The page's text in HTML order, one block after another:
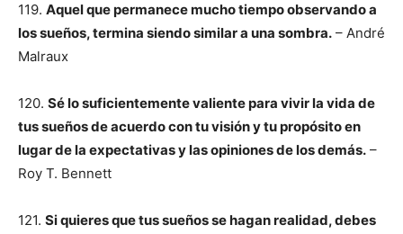
119. Aquel que permanece mucho tiempo observando a
los sueños, termina siendo similar a una sombra. – André
Malraux
120. Sé lo suficientemente valiente para vivir la vida de
tus sueños de acuerdo con tu visión y tu propósito en
lugar de la expectativas y las opiniones de los demás. –
Roy T. Bennett
121. Si quieres que tus sueños se hagan realidad, debes